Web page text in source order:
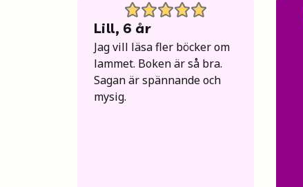
Lill, 6 år
Jag vill läsa fler böcker om
lammet. Boken är så bra.
Sagan är spännande och
mysig.